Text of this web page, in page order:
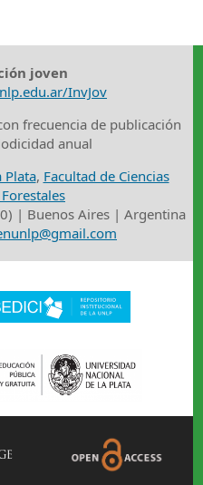
joven
InvJov
frecuencia de publicación
anual
Plata, Facultad de Ciencias
| Buenos Aires | Argentina